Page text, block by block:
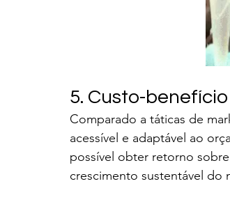
5. Custo-
Comparado a táticas de
acessível e adaptável ao
possível obter retorno
crescimento sustentável do